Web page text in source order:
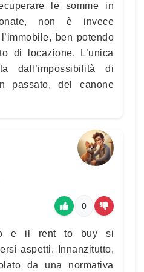
le somme in
non è invece
ben potendo
di locazione. L’unica
dall’impossibilità di
passato, del canone
0
e il rent to buy si
aspetti. Innanzitutto,
da una normativa